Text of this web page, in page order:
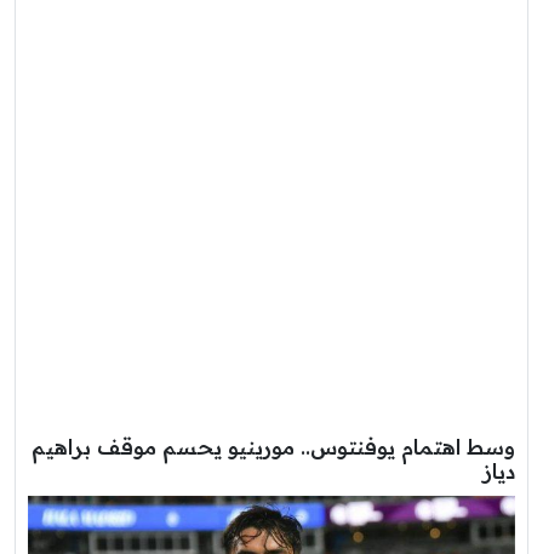
وسط اهتمام يوفنتوس.. مورينيو يحسم موقف براهيم
دياز